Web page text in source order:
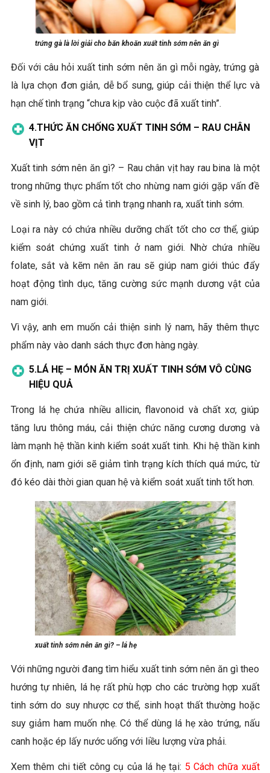
trứng gà là lời giải cho băn khoăn xuất tinh sớm nên ăn gì
Đối với câu hỏi xuất tinh sớm nên ăn gì mỗi ngày, trứng gà
là lựa chọn đơn giản, dễ bổ sung, giúp cải thiện thể lực và
hạn chế tình trạng “chưa kịp vào cuộc đã xuất tinh”.
4.THỨC ĂN CHỐNG XUẤT TINH SỚM – RAU CHÂN
VỊT
Xuất tinh sớm nên ăn gì? – Rau chân vịt hay rau bina là một
trong những thực phẩm tốt cho nhừng nam giới gặp vấn đề
về sinh lý, bao gồm cả tình trạng nhanh ra, xuất tinh sớm.
Loại ra này có chứa nhiều dưỡng chất tốt cho cơ thể, giúp
kiểm soát chứng xuất tinh ở nam giới. Nhờ chứa nhiều
folate, sắt và kẽm nên ăn rau sẽ giúp nam giới thúc đẩy
hoạt động tình dục, tăng cường sức mạnh dương vật của
nam giới.
Vì vậy, anh em muốn cải thiện sinh lý nam, hãy thêm thực
phẩm này vào danh sách thực đơn hàng ngày.
5.LÁ HẸ– MÓN ĂN TRỊ XUẤT TINH SỚM VÔ CÙNG
HIỆU QUẢ
Trong lá hẹ chứa nhiều allicin, flavonoid và chất xơ, giúp
tăng lưu thông máu, cải thiện chức năng cương dương và
làm mạnh hệ thần kinh kiểm soát xuất tinh. Khi hệ thần kinh
ổn định, nam giới sẽ giảm tình trạng kích thích quá mức, từ
đó kéo dài thời gian quan hệ và kiểm soát xuất tinh tốt hơn.
xuất tinh sớm nên ăn gì? – lá hẹ
Với những người đang tìm hiểu xuất tinh sớm nên ăn gì theo
hướng tự nhiên, lá hẹ rất phù hợp cho các trường hợp xuất
tinh sớm do suy nhược cơ thể, sinh hoạt thất thường hoặc
suy giảm ham muốn nhẹ. Có thể dùng lá hẹ xào trứng, nấu
canh hoặc ép lấy nước uống với liều lượng vừa phải.
Xem thêm chi tiết công cụ của lá hẹ tại: 5 Cách chữa xuất